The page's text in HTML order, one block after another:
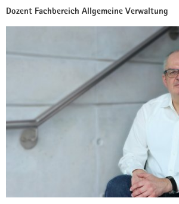
Dozent Fachbereich Allgemeine Verwaltung